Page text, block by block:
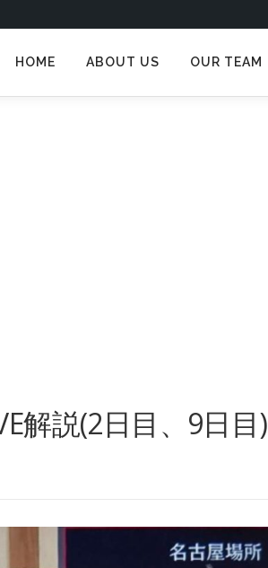
HOME ABOUT US OUR TEAM
解説(2日目、9日目)